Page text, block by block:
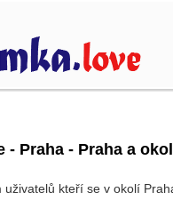
- Praha - Praha a
uživatelů kteří se v okolí